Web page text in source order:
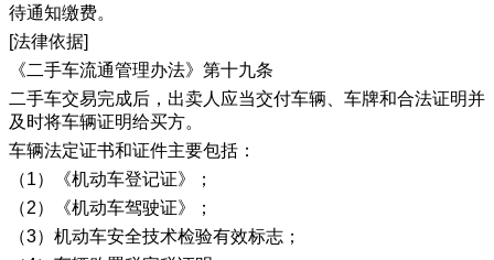
待通知缴费。
[法律依据]
《二手车流通管理办法》第十九条
二手车交易完成后，出卖人应当交付车辆、车牌和合法证明并
及时将车辆证明给买方。
车辆法定证书和证件主要包括：
（1）《机动车登记证》；
（2）《机动车驾驶证》；
（3）机动车安全技术检验有效标志；